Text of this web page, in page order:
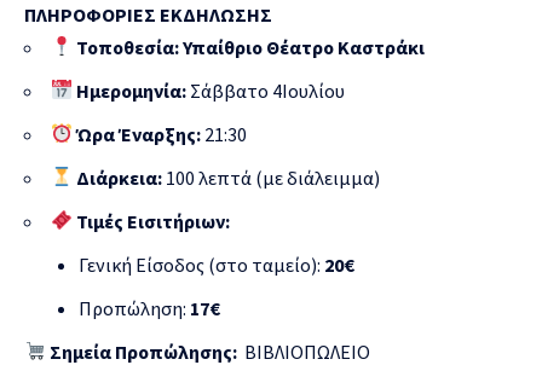
ΠΛΗΡΟΦΟΡΙΕΣ ΕΚΔΗΛΩΣΗΣ
Τοποθεσία: Υπαίθριο Θέατρο Καστράκι
Ημερομηνία: Σάββατο 4Ιουλίου
Ώρα Έναρξης: 21:30
Διάρκεια: 100 λεπτά (με διάλειμμα)
Τιμές Εισιτήριων:
Γενική Είσοδος (στο ταμείο): 20€
Προπώληση: 17€
Σημεία Προπώλησης: ΒΙΒΛΙΟΠΩΛΕΙΟ